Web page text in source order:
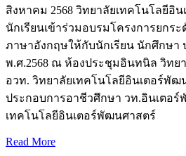
สิงหาคม 2568 วิทยาลัยเทคโนโลยีอิ
นักเรียนเข้าร่วมอบรมโครงการยกร
ภาษาอังกฤษให้กับนักเรียน นักศึกษา
พ.ศ.2568 ณ ห้องประชุมอินทนิล วิทย
อวท. วิทยาลัยเทคโนโลยีอินเตอร์พัฒ
ประกอบการอาชีวศึกษา วท.อินเตอ
เทคโนโลยีอินเตอร์พัฒนศาสตร์
Read More